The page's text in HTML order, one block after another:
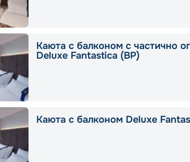
Каюта с балконом с частично
Deluxe Fantastica (BP)
Каюта с балконом Deluxe